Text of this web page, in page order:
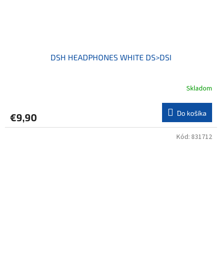
DSH HEADPHONES WHITE DS>DSI
Skladom
€9,90 Do košíka
Kód: 831712